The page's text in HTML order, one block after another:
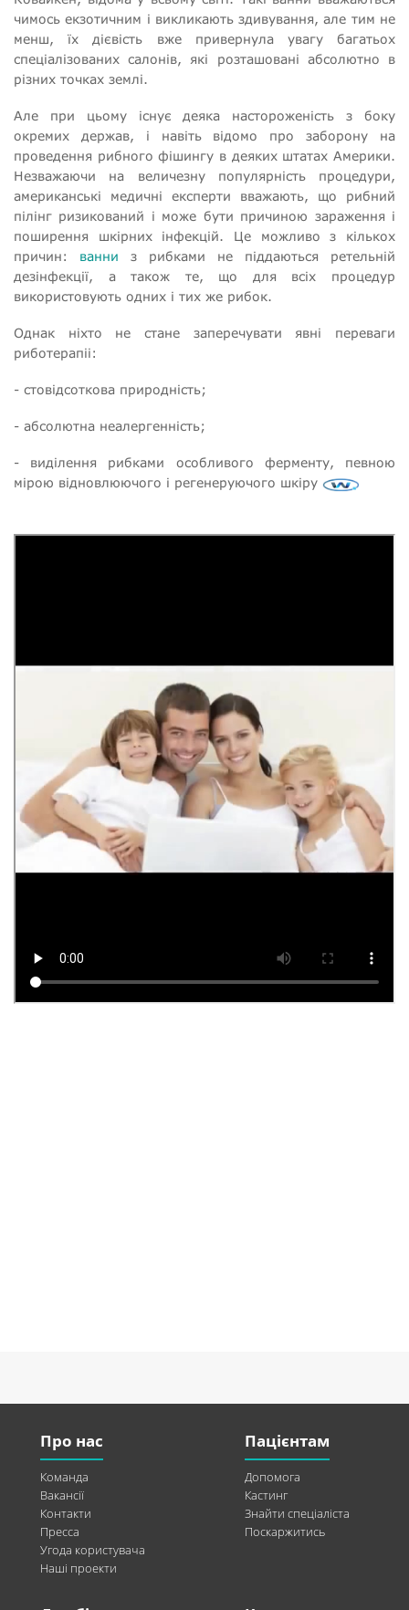
чимось екзотичним і викликають здивування, але тим не
менш, їх дієвість вже привернула увагу багатьох
спеціалізованих салонів, які розташовані абсолютно в
різних точках землі.
Але при цьому існує деяка настороженість з боку
окремих держав, і навіть відомо про заборону на
проведення рибного фішингу в деяких штатах Америки.
Незважаючи на величезну популярність процедури,
американські медичні експерти вважають, що рибний
пілінг ризикований і може бути причиною зараження і
поширення шкірних інфекцій. Це можливо з кількох
причин: ванни з рибками не піддаються ретельній
дезінфекції, а також те, що для всіх процедур
використовують одних і тих же рибок.
Однак ніхто не стане заперечувати явні переваги
риботерапіі:
- стовідсоткова природність;
- абсолютна неалергенність;
- виділення рибками особливого ферменту, певною
мірою відновлюючого і регенеруючого шкіру
Про нас
Команда
Вакансії
Контакти
Пресса
Угода користувача
Наші проекти
Пацієнтам
Допомога
Кастинг
Знайти спеціаліста
Поскаржитись